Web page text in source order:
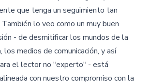
que tenga un seguimiento tan
lo veo como un muy buen
- de desmitificar los mundos de la
los medios de comunicación, y así
el lector no "experto" - está
con nuestro compromiso con la